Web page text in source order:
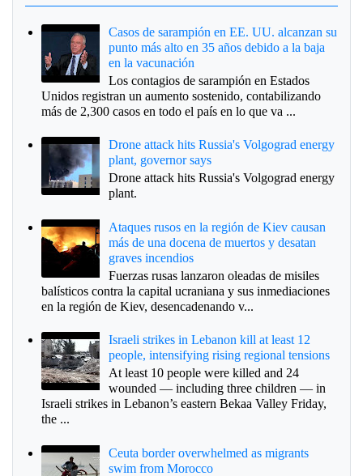
Casos de sarampión en EE. UU. alcanzan su
punto más alto en 35 años debido a la baja
en la vacunación
Los contagios de sarampión en Estados
Unidos registran un aumento sostenido, contabilizando
más de 2,300 casos en todo el país en lo que va ...
Drone attack hits Russia's Volgograd energy
plant, governor says
Drone attack hits Russia's Volgograd energy
plant.
Ataques rusos en la región de Kiev causan
más de una docena de muertos y desatan
graves incendios
Fuerzas rusas lanzaron oleadas de misiles
balísticos contra la capital ucraniana y sus inmediaciones
en la región de Kiev, desencadenando v...
Israeli strikes in Lebanon kill at least 12
people, intensifying rising regional tensions
At least 10 people were killed and 24
wounded — including three children — in
Israeli strikes in Lebanon’s eastern Bekaa Valley Friday,
the ...
Ceuta border overwhelmed as migrants
swim from Morocco